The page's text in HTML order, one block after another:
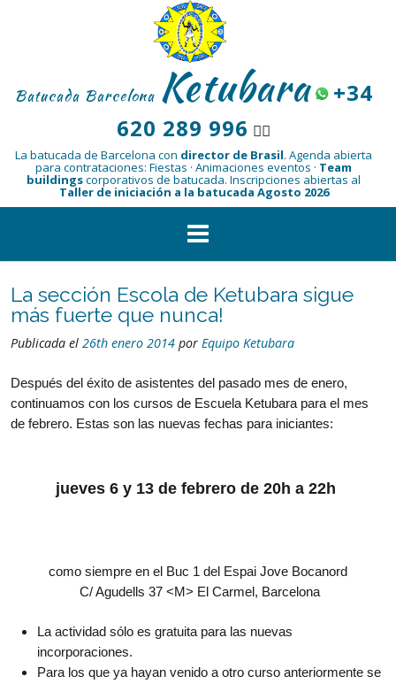
Batucada Barcelona Ketubara
+34
620 289 996 👆🏾
La batucada de Barcelona con director de Brasil. Agenda abierta
para contrataciones: Fiestas · Animaciones eventos · Team
buildingscorporativos de batucada. Inscripciones abiertas al
Taller de iniciación a la batucada Agosto 2026
La sección Escola de Ketubara sigue
más fuerte que nunca!
Publicada el 26th enero 2014 por Equipo Ketubara
Después del éxito de asistentes del pasado mes de enero,
continuamos con los cursos de Escuela Ketubara para el mes
de febrero. Estas son las nuevas fechas para iniciantes:
jueves 6 y 13 de febrero de 20h a 22h
como siempre en el Buc 1 del Espai Jove Bocanord
C/ Agudells 37 <M> El Carmel, Barcelona
La actividad sólo es gratuita para las nuevas
incorporaciones.
Para los que ya hayan venido a otro curso anteriormente se